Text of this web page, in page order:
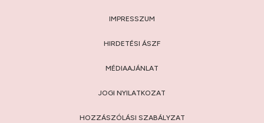
IMPRESSZUM
HIRDETÉSI ÁSZF
MÉDIAAJÁNLAT
JOGI NYILATKOZAT
HOZZÁSZÓLÁSI SZABÁLYZAT